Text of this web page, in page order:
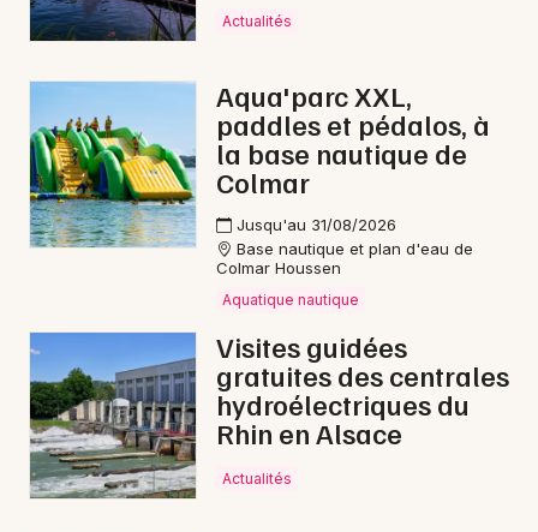
Actualités
Aqua'parc XXL,
paddles et pédalos, à
la base nautique de
Colmar
Jusqu'au 31/08/2026
Base nautique et plan d'eau de
Colmar Houssen
Aquatique nautique
Visites guidées
gratuites des centrales
hydroélectriques du
Rhin en Alsace
Actualités